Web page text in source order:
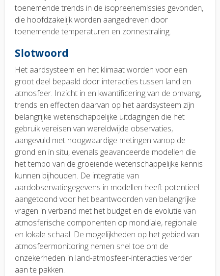
toenemende trends in de isopreenemissies gevonden,
die hoofdzakelijk worden aangedreven door
toenemende temperaturen en zonnestraling.
Slotwoord
Het aardsysteem en het klimaat worden voor een
groot deel bepaald door interacties tussen land en
atmosfeer. Inzicht in en kwantificering van de omvang,
trends en effecten daarvan op het aardsysteem zijn
belangrijke wetenschappelijke uitdagingen die het
gebruik vereisen van wereldwijde observaties,
aangevuld met hoogwaardige metingen vanop de
grond en in situ, evenals geavanceerde modellen die
het tempo van de groeiende wetenschappelijke kennis
kunnen bijhouden. De integratie van
aardobservatiegegevens in modellen heeft potentieel
aangetoond voor het beantwoorden van belangrijke
vragen in verband met het budget en de evolutie van
atmosferische componenten op mondiale, regionale
en lokale schaal. De mogelijkheden op het gebied van
atmosfeermonitoring nemen snel toe om de
onzekerheden in land-atmosfeer-interacties verder
aan te pakken.